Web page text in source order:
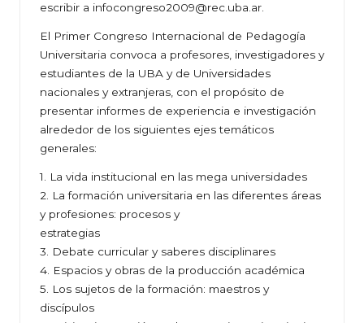
escribir a infocongreso2009@rec.uba.ar.
El Primer Congreso Internacional de Pedagogía
Universitaria convoca a profesores, investigadores y
estudiantes de la UBA y de Universidades
nacionales y extranjeras, con el propósito de
presentar informes de experiencia e investigación
alrededor de los siguientes ejes temáticos
generales:
1. La vida institucional en las mega universidades
2. La formación universitaria en las diferentes áreas
y profesiones: procesos y
estrategias
3. Debate curricular y saberes disciplinares
4. Espacios y obras de la producción académica
5. Los sujetos de la formación: maestros y
discípulos